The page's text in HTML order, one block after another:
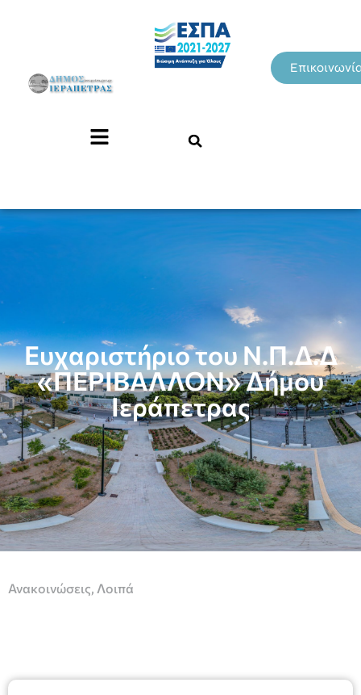
Ευχαριστήριο του Ν.Π.Δ.Δ
«ΠΕΡΙΒΑΛΛΟΝ» Δήμου
Ιεράπετρας
Ανακοινώσεις Λοιπά